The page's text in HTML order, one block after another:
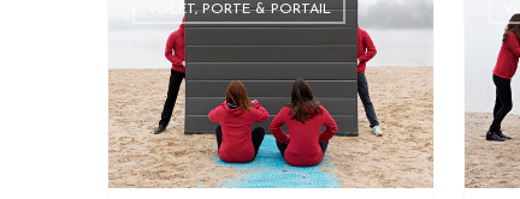
VOLET, PORTE & PORTAIL